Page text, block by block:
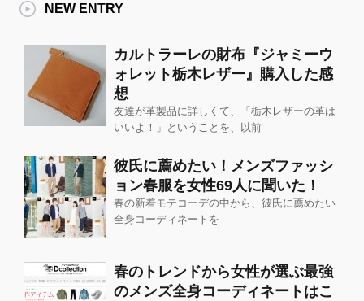
NEW ENTRY
カルトラーレの財布『ジャミーウ
ォレット栃木レザー』購入した感
想
友達が革製品に詳しくて、「栃木レザーの革は
いいよ！」ということを、以前
彼氏に薦めたい！メンズファッシ
ョン春服を女性69人に聞いた！
春の新着モテコーデの中から、彼氏に薦めたい
全身コーディネートを
春のトレンドから女性が選ぶ最強
のメンズ全身コーディネートはこ